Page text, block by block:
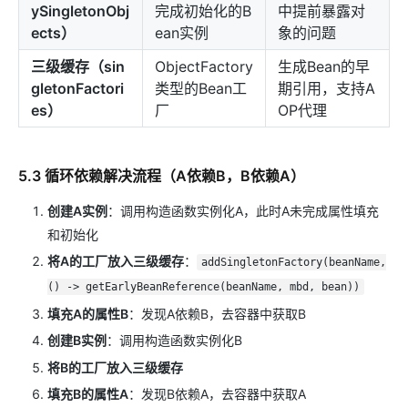
ySingletonObj
ects）
完成初始化的B
ean实例
中提前暴露对
象的问题
三级缓存（sin
gletonFactori
es）
ObjectFactory
类型的Bean工
厂
生成Bean的早
期引用，支持A
OP代理
5.3 循环依赖解决流程（A依赖B，B依赖A）
创建A实例 ：调用构造函数实例化A，此时A未完成属性填充
和初始化
将A的工厂放入三级缓存：
addSingletonFactory(beanName,
() -> getEarlyBeanReference(beanName, mbd, bean))
填充A的属性B：发现A依赖B，去容器中获取B
创建B实例 ：调用构造函数实例化B
将B的工厂放入三级缓存
填充B的属性A：发现B依赖A，去容器中获取A